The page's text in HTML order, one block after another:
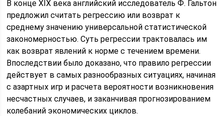
В конце XIX века английский исследователь Ф. Гальтон
предложил считать регрессию или возврат к
среднему значению универсальной статистической
закономерностью. Суть регрессии трактовалась им
как возврат явлений к норме с течением времени.
Впоследствии было доказано, что правило регрессии
действует в самых разнообразных ситуациях, начиная
с азартных игр и расчета вероятности возникновения
несчастных случаев, и заканчивая прогнозированием
колебаний экономических циклов.